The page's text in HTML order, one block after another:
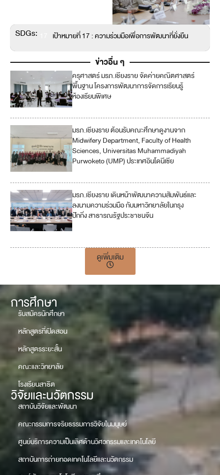
SDGs: เป้าหมายที่ 17 : ความร่วมมือเพื่อการพัฒนาที่ยั่งยืน
ข่าวอื่น ๆ
ครุศาสตร์ มรภ.เชียงราย จัดค่ายคณิตศาสตร์
พื้นฐาน โครงการพัฒนาการจัดการเรียนรู้
ห้องเรียนพิเศษ
มรภ.เชียงราย ต้อนรับคณะศึกษาดูงานจาก
Midwifery Department, Faculty of Health
Sciences, Universitas Muhammadiyah
Purwoketo (UMP) ประเทศอินโดนีเซีย
มรภ.เชียงราย เดินหน้าพัฒนาความสัมพันธ์และ
ลงนามความร่วมมือ กับมหาวิทยาลัยในกรุง
ปักกิ่ง สาธารณรัฐประชาชนจีน
ดูเพิ่มเติม
การศึกษา
รับสมัครนักศึกษา
หลักสูตรที่เปิดสอน
หลักสูตรระยะสั้น
คณะและวิทยาลัย
โรงเรียนสาธิต
วิจัยและนวัตกรรม
สถาบันวิจัยและพัฒนา
คณะกรรมการจริยธรรมการวิจัยในมนุษย์
ศูนย์บริการความเป็นเลิศด้านวิศวกรรมและเทคโนโลยี
สถาบันการถ่ายทอดเทคโนโลยีและนวัตกรรม